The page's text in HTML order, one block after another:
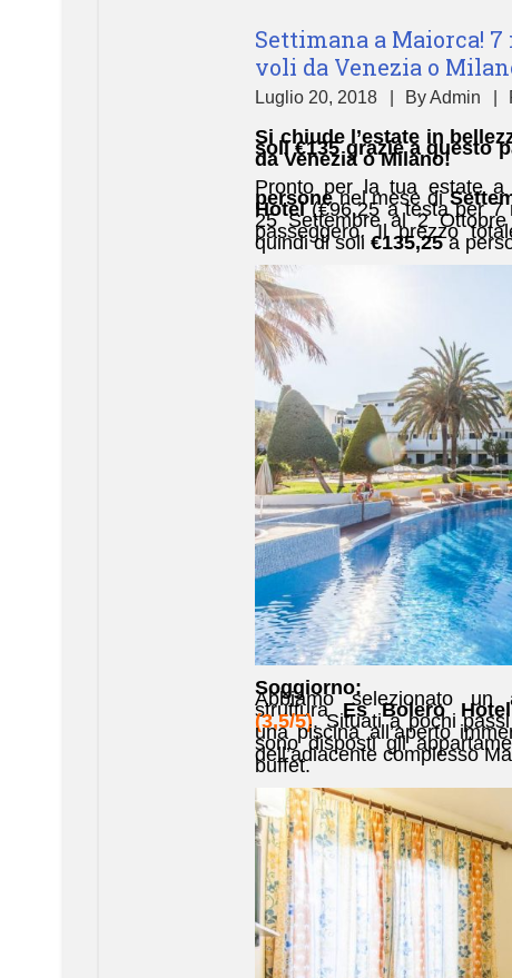
Settimana a Maiorca!
voli da Venezia o
Luglio 20, 2018 ByAdmin
Si chiude l’estate in
soli €135 grazie a questo
da Venezia o Milano!
Pronto per la tua estate a
personenel mese di
Hotel (€96,25 a testa per 7
25 Settembre al 2 Ottobre
passeggero. Il prezzo
quindi di soli €135,25a
Soggiorno:
Abbiamo selezionato
strutturaEs Bolero Hotel
(3,5/5). Situati a pochi
una piscina all’aperto
sono disposti gli
dell’adiacente complesso
buffet.